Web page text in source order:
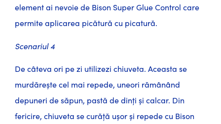
element ai nevoie de Bison Super Glue Control care
permite aplicarea picătură cu picatură.
Scenariul 4
De câteva ori pe zi utilizezi chiuveta. Aceasta se
murdărește cel mai repede, uneori rămânând
depuneri de săpun, pastă de dinți și calcar. Din
fericire, chiuveta se curăță ușor și repede cu Bison